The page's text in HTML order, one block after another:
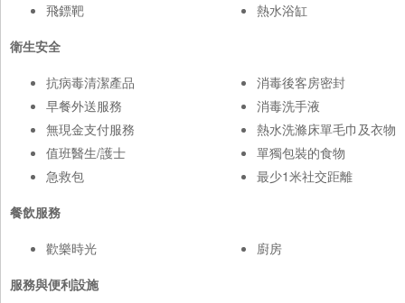
飛鏢靶
熱水浴缸
衛生安全
抗病毒清潔產品
早餐外送服務
無現金支付服務
值班醫生/護士
急救包
消毒後客房密封
消毒洗手液
熱水洗滌床單毛巾及衣物
單獨包裝的食物
最少1米社交距離
餐飲服務
歡樂時光
廚房
服務與便利設施